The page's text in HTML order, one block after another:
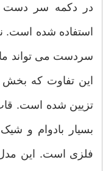
در دکمه سر دست
استفاده شده است.
سردست می تواند
این تفاوت که بخش
تزیین شده است.
بسیار بادوام و
فلزی است. این مدل